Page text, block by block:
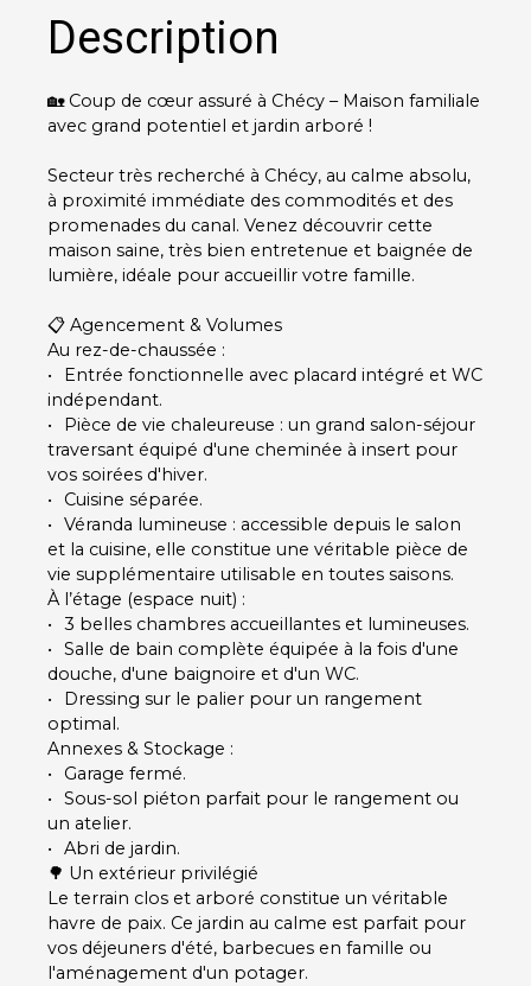
Description
🏡 Coup de cœur assuré à Chécy – Maison familiale
avec grand potentiel et jardin arboré !
Secteur très recherché à Chécy, au calme absolu,
à proximité immédiate des commodités et des
promenades du canal. Venez découvrir cette
maison saine, très bien entretenue et baignée de
lumière, idéale pour accueillir votre famille.
📋 Agencement & Volumes
Au rez-de-chaussée :
Entrée fonctionnelle avec placard intégré et WC
indépendant.
Pièce de vie chaleureuse : un grand salon-séjour
traversant équipé d'une cheminée à insert pour
vos soirées d'hiver.
Cuisine séparée.
Véranda lumineuse : accessible depuis le salon
et la cuisine, elle constitue une véritable pièce de
vie supplémentaire utilisable en toutes saisons.
À l’étage (espace nuit) :
3 belles chambres accueillantes et lumineuses.
Salle de bain complète équipée à la fois d'une
douche, d'une baignoire et d'un WC.
Dressing sur le palier pour un rangement
optimal.
Annexes & Stockage :
Garage fermé.
Sous-sol piéton parfait pour le rangement ou
un atelier.
Abri de jardin.
🌳 Un extérieur privilégié
Le terrain clos et arboré constitue un véritable
havre de paix. Ce jardin au calme est parfait pour
vos déjeuners d'été, barbecues en famille ou
l'aménagement d'un potager.